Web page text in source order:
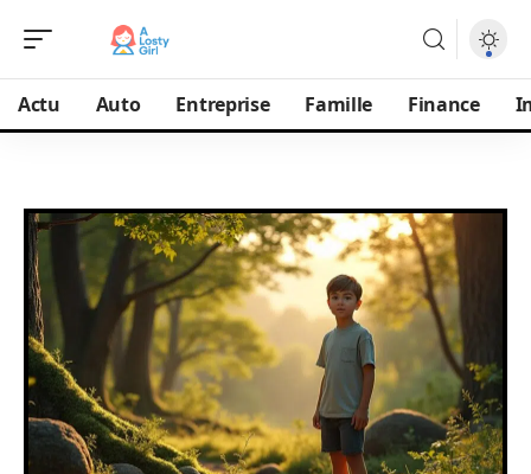
Actu Auto Entreprise Famille Finance